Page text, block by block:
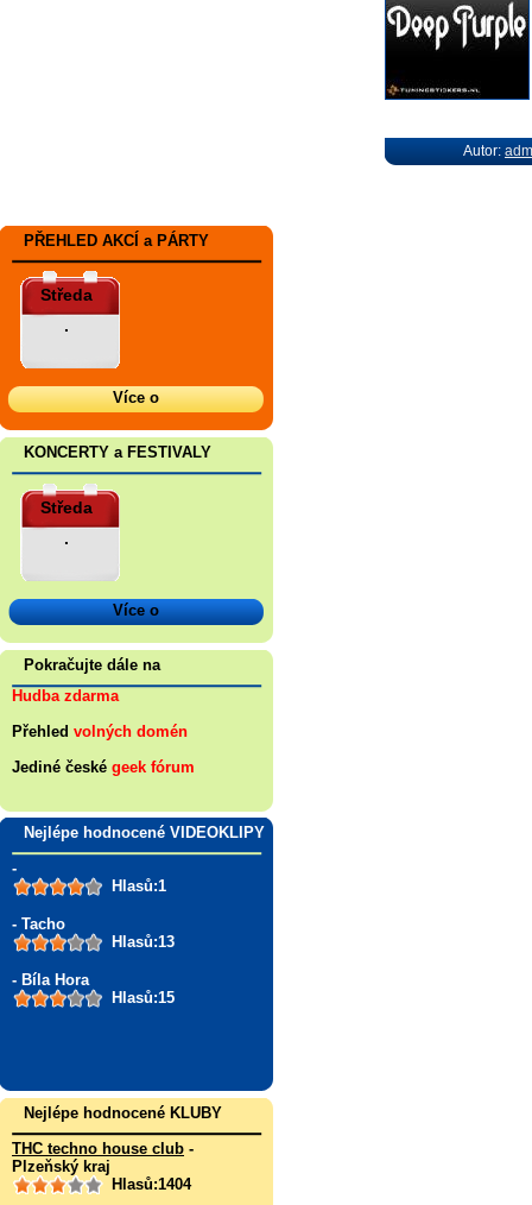
Autor:
PŘEHLED AKCÍ a PÁRTY
Středa
.
Více o
KONCERTY a FESTIVALY
Středa
.
Více o
Pokračujte dále na
Hudba zdarma
Přehled volných domén
Jediné české geek fórum
Nejlépe hodnocené VIDEOKLIPY
-
Hlasů:1
- Tacho
Hlasů:13
- Bíla Hora
Hlasů:15
Nejlépe hodnocené KLUBY
THC techno house club -
Plzeňský kraj
Hlasů:1404